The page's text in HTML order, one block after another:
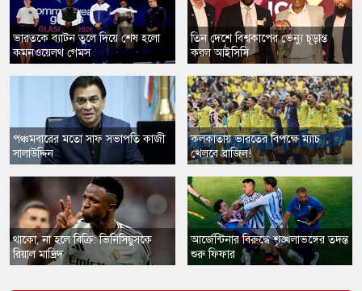
ভারতকে ব্যাটন তুলে দিয়ে শেষ হলো
কমনওয়েলথ গেমস
পঞ্চমবারের মতো সাফ সভাপতি কাজী
সালাউদ্দিন
​থাকো, না হলে বিক্রি: ভিনিসিয়ুসকে
রিয়াল মাদ্রিদ
​তিন দেশে বিশ্বকাপের ভেন্যু চূড়ান্ত
করল আইসিসি
কলকাতায় ভারতের বিপক্ষে ম্যাচ
খেলবে ব্রাজিল!
​আর্জেন্টিনার বিরুদ্ধে শৃঙ্খলাভঙ্গের তদন্ত
শুরু ফিফার